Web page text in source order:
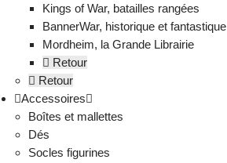
Kings of War, batailles rangées
BannerWar, historique et fantastique
Mordheim, la Grande Librairie
Retour
Retour
Accessoires
Boîtes et mallettes
Dés
Socles figurines